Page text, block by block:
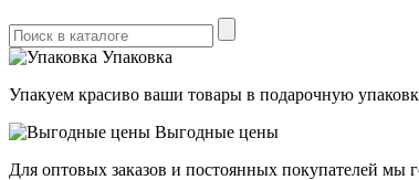
Упаковка
Упакуем красиво ваши товары в подарочную
Выгодные цены
Для оптовых заказов и постоянных покупателей мы